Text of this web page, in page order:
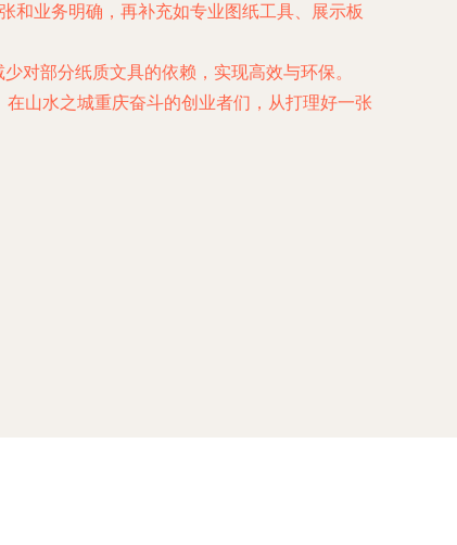
和业务明确，再补充如专业图纸工具、展示板
对部分纸质文具的依赖，实现高效与环保。
山水之城重庆奋斗的创业者们，从打理好一张